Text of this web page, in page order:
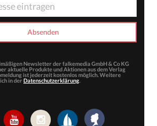
Newsletter der falkemedia GmbH & Co KG
aktuelle Produkte und Aktionen aus dem Verlag
ist jederzeit kostenlos möglich. Weitere
in der Datenschutzerklärung.